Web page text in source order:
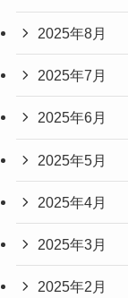
2025年8月
2025年7月
2025年6月
2025年5月
2025年4月
2025年3月
2025年2月